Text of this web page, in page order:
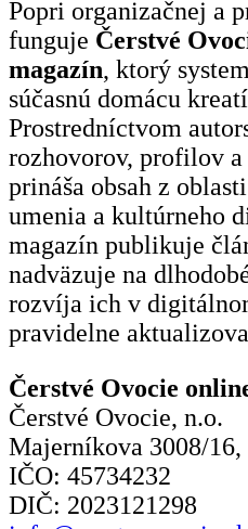
Popri organizačnej a
funguje Čerstvé
magazín, ktorý
súčasnú domácu
Prostredníctvom
rozhovorov, profilov
prináša obsah z
umenia a kultúrneho
magazín publikuje
nadväzuje na
rozvíja ich v
pravidelne
Čerstvé Ovocie
Čerstvé Ovocie, n.o.
Majerníkova 3008/16,
IČO: 45734232
DIČ: 2023121298